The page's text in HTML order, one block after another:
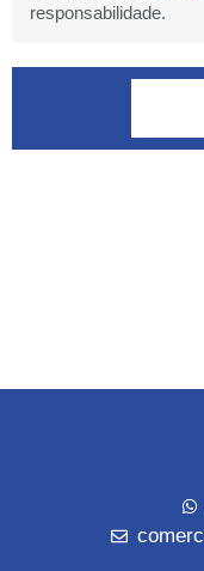
responsabilidade.